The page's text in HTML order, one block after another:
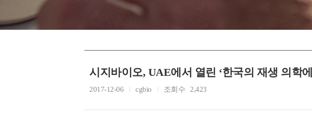
시지바이오, UAE에서 열린 ‘한국의 재생 의학
2017-12-06 cgbio 조회수 2,423